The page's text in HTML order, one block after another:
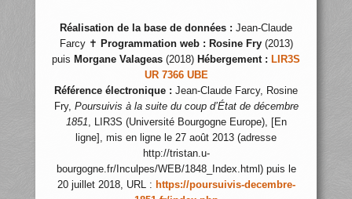
Réalisation de la base de données : Jean-Claude
Farcy ✝ Programmation web : Rosine Fry(2013)
puis Morgane Valageas (2018) Hébergement : LIR3S
UR 7366 UBE
Référence électronique : Jean-Claude Farcy, Rosine
Fry, Poursuivis à la suite du coup d’État de décembre
1851, LIR3S (Université Bourgogne Europe), [En
ligne], mis en ligne le 27 août 2013 (adresse
http://tristan.u-
bourgogne.fr/Inculpes/WEB/1848_Index.html) puis le
20 juillet 2018, URL : https://poursuivis-decembre-